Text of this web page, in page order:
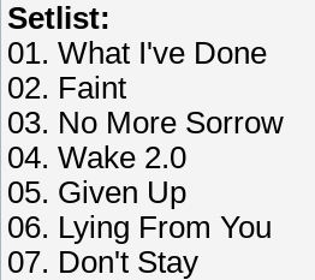
Setlist:
01. What I've Done
02. Faint
03. No More Sorrow
04. Wake 2.0
05. Given Up
06. Lying From You
07. Don't Stay